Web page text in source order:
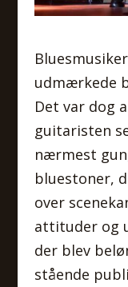
udmærkede
Det var dog
guitaristen
nærmest
bluestoner,
over
attituder og
der blev
stående